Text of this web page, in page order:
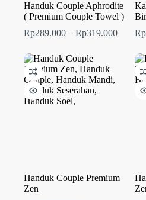
Handuk Couple Aphrodite
( Premium Couple Towel )
Rp289.000 – Rp319.000
hingga
Rp
Handuk Couple Premium
Zen